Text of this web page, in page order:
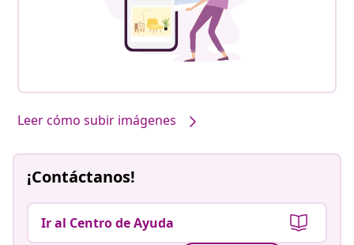
Leer cómo subir imágenes
¡Contáctanos!
Ir al Centro de Ayuda